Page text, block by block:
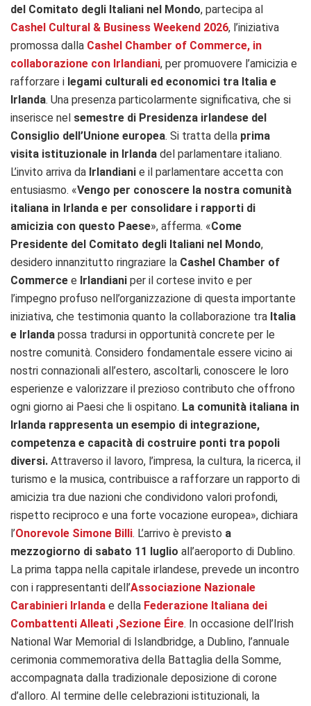
del Comitato degli Italiani nel Mondo, partecipa al
Cashel Cultural & Business Weekend 2026, l’iniziativa
promossa dalla Cashel Chamber of Commerce, in
collaborazione con Irlandiani, per promuovere l’amicizia e
rafforzare i legami culturali ed economici tra Italia e
Irlanda. Una presenza particolarmente significativa, che si
inserisce nel semestre di Presidenza irlandese del
Consiglio dell’Unione europea. Si tratta della prima
visita istituzionale in Irlanda del parlamentare italiano.
L’invito arriva da Irlandiani e il parlamentare accetta con
entusiasmo. «Vengo per conoscere la nostra comunità
italiana in Irlanda e per consolidare i rapporti di
amicizia con questo Paese», afferma. «Come
Presidente del Comitato degli Italiani nel Mondo,
desidero innanzitutto ringraziare la Cashel Chamber of
Commerce e Irlandiani per il cortese invito e per
l’impegno profuso nell’organizzazione di questa importante
iniziativa, che testimonia quanto la collaborazione tra Italia
e Irlanda possa tradursi in opportunità concrete per le
nostre comunità. Considero fondamentale essere vicino ai
nostri connazionali all’estero, ascoltarli, conoscere le loro
esperienze e valorizzare il prezioso contributo che offrono
ogni giorno ai Paesi che li ospitano. La comunità italiana in
Irlanda rappresenta un esempio di integrazione,
competenza e capacità di costruire ponti tra popoli
diversi. Attraverso il lavoro, l’impresa, la cultura, la ricerca, il
turismo e la musica, contribuisce a rafforzare un rapporto di
amicizia tra due nazioni che condividono valori profondi,
rispetto reciproco e una forte vocazione europea», dichiara
l’Onorevole Simone Billi. L’arrivo è previsto a
mezzogiorno di sabato 11 luglio all’aeroporto di Dublino.
La prima tappa nella capitale irlandese, prevede un incontro
con i rappresentanti dell’Associazione Nazionale
Carabinieri Irlanda e della Federazione Italiana dei
Combattenti Alleati ,Sezione Éire. In occasione dell’Irish
National War Memorial di Islandbridge, a Dublino, l’annuale
cerimonia commemorativa della Battaglia della Somme,
accompagnata dalla tradizionale deposizione di corone
d’alloro. Al termine delle celebrazioni istituzionali, la